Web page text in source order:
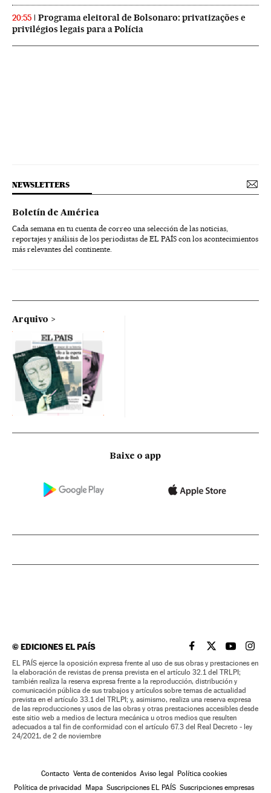
20:55
Programa eleitoral de Bolsonaro: privatizações e
privilégios legais para a Polícia
NEWSLETTERS
Boletín de América
Cada semana en tu cuenta de correo una selección de las noticias,
reportajes y análisis de los periodistas de EL PAÍS con los acontecimientos
más relevantes del continente.
Arquivo
Baixe o app
©EDICIONES EL PAÍS EL PAÍS BRASIL EN
EL PAÍSEL PAÍS
EL
EL PAÍS ejerce la oposición expresa frente al uso de sus obras y prestaciones en
la elaboración de revistas de prensa prevista en el artículo 32.1 del TRLPI;
también realiza la reserva expresa frente a la reproducción, distribución y
comunicación pública de sus trabajos y artículos sobre temas de actualidad
prevista en el artículo 33.1 del TRLPI; y, asimismo, realiza una reserva expresa
de las reproducciones y usos de las obras y otras prestaciones accesibles desde
este sitio web a medios de lectura mecánica u otros medios que resulten
adecuados a tal fin de conformidad con el artículo 67.3 del Real Decreto - ley
24/2021, de 2 de noviembre
Contacto Venta de contenidos Aviso legal Política cookies
Política de privacidad Mapa Suscripciones EL PAÍS Suscripciones empresas